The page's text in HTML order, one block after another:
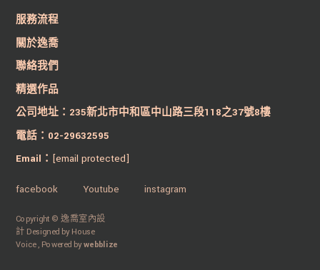
服務流程
關於逸喬
聯絡我們
精選作品
公司地址：235新北市中和區中山路三段118之37號8樓
電話：02-29632595
Email： [email protected]
facebook Youtube instagram
Copyright © 逸喬室內設
計 Designed by House
Voice , Powered bywebblize